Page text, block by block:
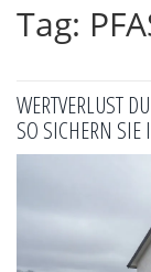
Tag:
WERTVERLUST
SO SICHERN SIE